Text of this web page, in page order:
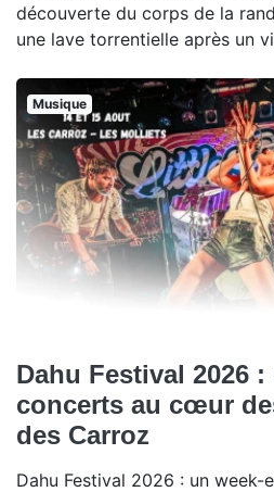
découverte du corps de la
une lave torrentielle après un
Musique
Dahu Festival 2026
concerts au cœur
des Carroz
Dahu Festival 2026 : un week-